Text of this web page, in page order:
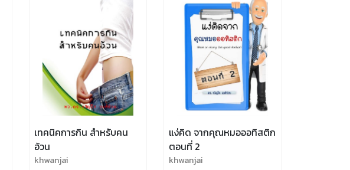
เทคนิคการกิน สำหรับคน
อ้วน
khwanjai
แง่คิด จากคุณหมอออทิสติก
ตอนที่ 2
khwanjai